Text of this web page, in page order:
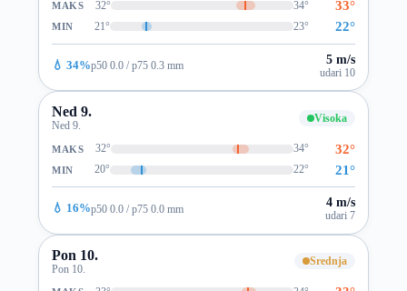
MAKS 32° 34° 33°
MIN 21° 23° 22°
💧 34%p50 0.0 / p75 0.3 mm 5 m/s
udari 10
Ned 9.
Ned 9.
Visoka
MAKS 32° 34° 32°
MIN 20° 22° 21°
💧 16%p50 0.0 / p75 0.0 mm 4 m/s
udari 7
Pon 10.
Pon 10.
Srednja